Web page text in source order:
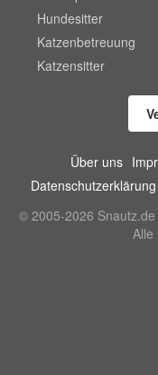
Hundesitter
Katzenbetreuung
Katzensitter
Über uns
Datenschutzerklärung
© 2005-2026
Alle